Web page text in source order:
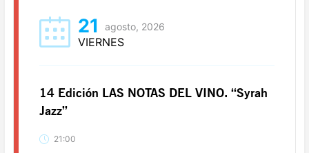
21 agosto, 2026
VIERNES
14 Edición LAS NOTAS DEL VINO. “Syrah
Jazz”
21:00